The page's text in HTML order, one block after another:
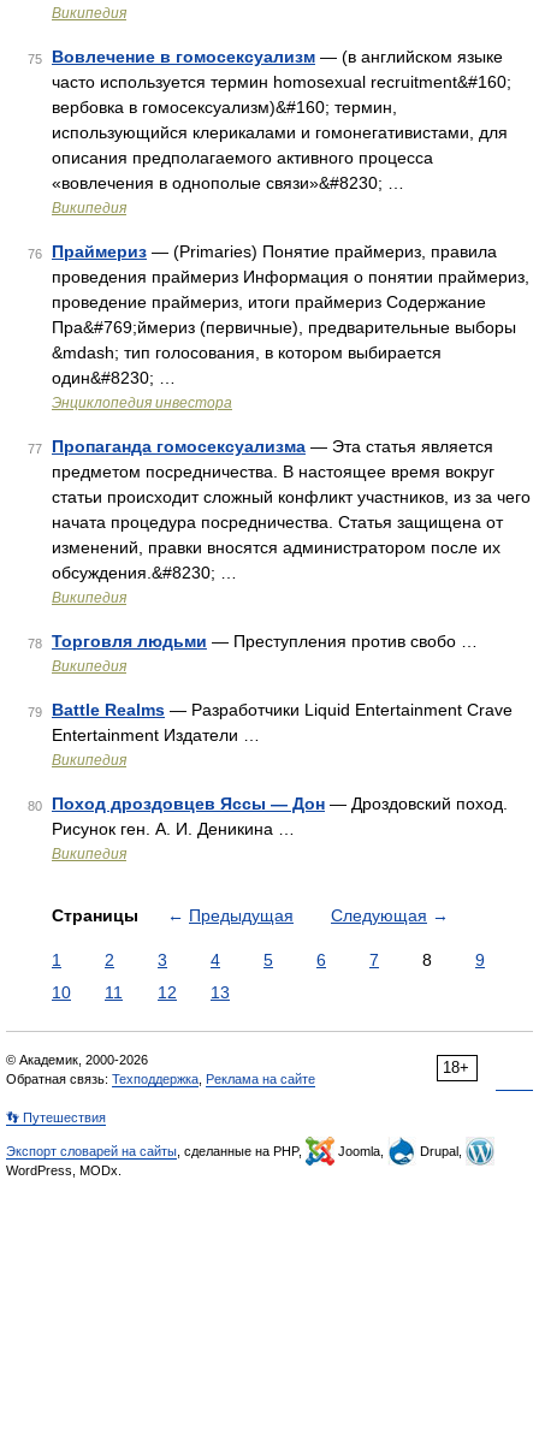
Википедия
75 Вовлечение в гомосексуализм — (в английском языке
часто используется термин homosexual recruitment&#160;
вербовка в гомосексуализм)&#160; термин,
использующийся клерикалами и гомонегативистами, для
описания предполагаемого активного процесса
«вовлечения в однополые связи»&#8230; …
Википедия
76 Праймериз — (Primaries) Понятие праймериз, правила
проведения праймериз Информация о понятии праймериз,
проведение праймериз, итоги праймериз Содержание
Пра&#769;ймериз (первичные), предварительные выборы
&mdash; тип голосования, в котором выбирается
один&#8230; …
Энциклопедия инвестора
77 Пропаганда гомосексуализма — Эта статья является
предметом посредничества. В настоящее время вокруг
статьи происходит сложный конфликт участников, из за чего
начата процедура посредничества. Статья защищена от
изменений, правки вносятся администратором после их
обсуждения.&#8230; …
Википедия
78 Торговля людьми — Преступления против свобо …
Википедия
79 Battle Realms — Разработчики Liquid Entertainment Crave
Entertainment Издатели …
Википедия
80 Поход дроздовцев Яссы — Дон — Дроздовский поход.
Рисунок ген. А. И. Деникина …
Википедия
Страницы ← Предыдущая Следующая →
1 2 3 4 5 6 7 8
9
10
11 12 13
18+
© Академик, 2000-2026
Обратная связь: Техподдержка Реклама на сайте
👣 Путешествия
Экспорт словарей на сайты , сделанные на PHP, Joomla,
Drupal,
WordPress, MODx.